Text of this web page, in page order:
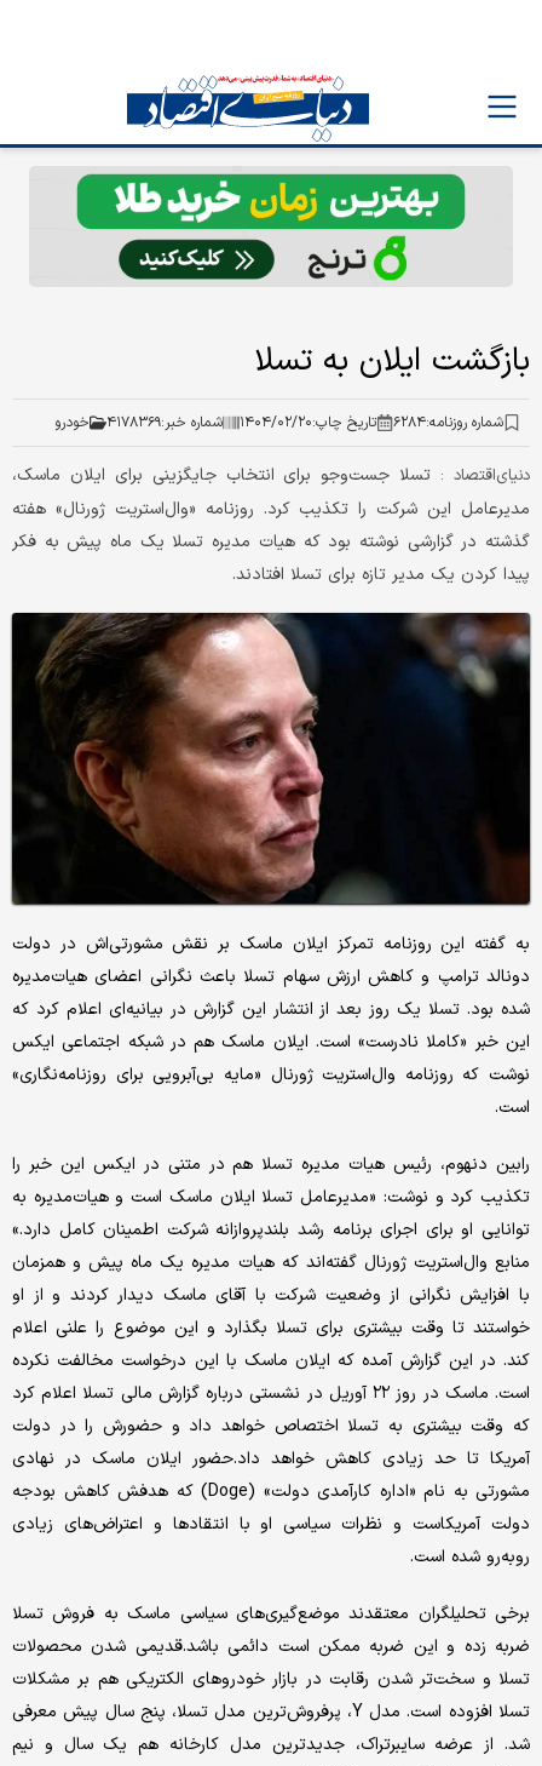
بازگشت ایلان به تسلا
شماره روزنامه:۶۲۸۴ تاریخ چاپ:۱۴۰۴/۰۲/۲۰ شماره خبر:۴۱۷۸۳۶۹ خودرو
دنیای‌اقتصاد : تسلا جست‌وجو برای انتخاب جایگزینی برای ایلان ماسک،
مدیرعامل این شرکت را تکذیب کرد. روزنامه «وال‌استریت ژورنال» هفته
گذشته در گزارشی نوشته بود که هیات مدیره تسلا یک ماه پیش به فکر
پیدا کردن یک مدیر تازه برای تسلا افتادند.
به گفته این روزنامه تمرکز ایلان ماسک بر نقش مشورتی‌‌اش در دولت
دونالد ترامپ و کاهش ارزش سهام تسلا باعث نگرانی اعضای هیات‌مدیره
شده بود. تسلا یک روز بعد از انتشار این گزارش در بیانیه‌‌ای اعلام کرد که
این خبر «کاملا نادرست» است. ایلان ماسک هم در شبکه اجتماعی ایکس
نوشت که روزنامه وال‌استریت ژورنال «مایه بی‌‌آبرویی برای روزنامه‌‌نگاری»
است.
رابین دنهوم، رئیس هیات ‌‌مدیره تسلا هم در متنی در ایکس این خبر را
تکذیب کرد و نوشت: «مدیرعامل تسلا ایلان ماسک است و هیات‌مدیره به
توانایی او برای اجرای برنامه رشد بلندپروازانه شرکت اطمینان کامل دارد.»
منابع وال‌استریت ژورنال گفته‌‌اند که هیات ‌‌مدیره یک ماه پیش و همزمان
با افزایش نگرانی از وضعیت شرکت با آقای ماسک دیدار کردند و از او
خواستند تا وقت بیشتری برای تسلا بگذارد و این موضوع را علنی اعلام
کند. در این گزارش آمده که ایلان ماسک با این درخواست مخالفت نکرده
است. ماسک در روز ۲۲ آوریل در نشستی درباره گزارش مالی تسلا اعلام کرد
که وقت بیشتری به تسلا اختصاص خواهد داد و حضورش را در دولت
آمریکا تا حد زیادی کاهش خواهد داد.حضور ایلان ماسک در نهادی
مشورتی به نام «اداره کارآمدی دولت» (Doge) که هدفش کاهش بودجه
دولت آمریکاست و نظرات سیاسی او با انتقادها و اعتراض‌‌های زیادی
روبه‌رو شده است.
برخی تحلیلگران معتقدند موضع‌‌گیری‌‌های سیاسی ماسک به فروش تسلا
ضربه زده و این ضربه ممکن است دائمی باشد.قدیمی شدن محصولات
تسلا و سخت‌‌تر شدن رقابت در بازار خودروهای الکتریکی هم بر مشکلات
تسلا افزوده است. مدل Y، پرفروش‌‌ترین مدل تسلا، پنج سال پیش معرفی
شد. از عرضه سایبرتراک، جدیدترین مدل کارخانه هم یک سال و نیم